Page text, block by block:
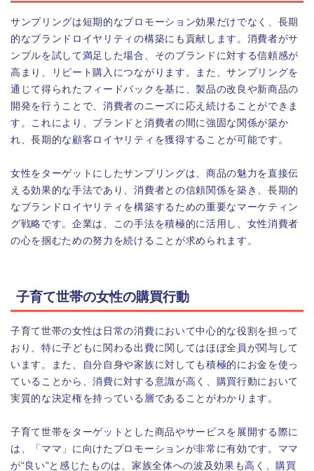
サンプリングは短期的なプロモーション効果だけでなく、長期
的なブランドロイヤリティの構築にも貢献します。消費者がサ
ンプルを試して満足した場合、そのブランドに対する信頼感が
高まり、リピート購入につながります。また、サンプリングを
通じて得られたフィードバックを基に、製品の改良や新商品の
開発を行うことで、消費者のニーズに応え続けることができま
す。これにより、ブランドと消費者の間に強固な関係が築か
れ、長期的な顧客ロイヤリティを獲得することが可能です。
女性をターゲットにしたサンプリングは、商品の魅力を直接伝
える効果的な手法であり、消費者との信頼関係を築き、長期的
なブランドロイヤリティを構築するための重要なマーケティン
グ戦略です。企業は、この手法を積極的に活用し、女性消費者
の心を掴むための努力を続けることが求められます。
子育て世帯の女性の購買行動
子育て世帯の女性は日常の消費において中心的な役割を担って
おり、特に子どもに関わる出費に関してはほぼ全員が関与して
います。また、自分自身や家族に対しても積極的にお金を使っ
ていることから、消費に対する意識が高く、購買行動において
実質的な決定権を持っている層であることがわかります。
子育て世帯をターゲットとした商品やサービスを展開する際に
は、「ママ」に向けたプロモーションが非常に有効です。ママ
が“良い”と感じたものは、家族全体への波及効果も高く、購買